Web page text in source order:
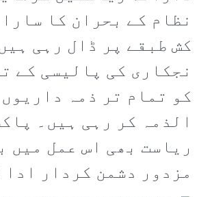
نظام کے بحران کا
کش طبقے پر ڈال رہی
نجکاری کی پالیسی کے
کو تمام تر ذمہ
الذمہ کر رہی ہیں۔
ریاست بھی اس عمل میں
مزدور دشمن کردار